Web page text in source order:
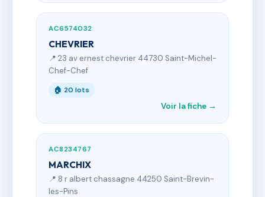
AC6574032
CHEVRIER
📍 23 av ernest chevrier 44730 Saint-Michel-
Chef-Chef
🏠 20 lots
Voir la fiche →
AC8234767
MARCHIX
📍 8 r albert chassagne 44250 Saint-Brevin-
les-Pins